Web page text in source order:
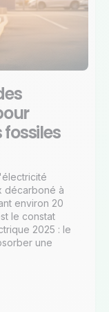
décarboné à
environ 20
le constat
2025 : le
une